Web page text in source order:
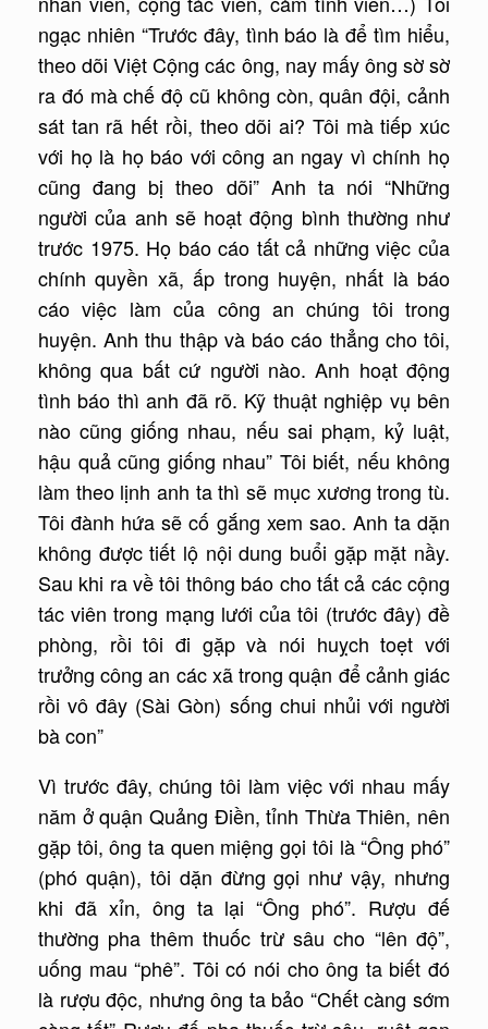
ngạc nhiên “Trước đây, tình báo là để tìm hiểu,
theo dõi Việt Cộng các ông, nay mấy ông sờ sờ
ra đó mà chế độ cũ không còn, quân đội, cảnh
sát tan rã hết rồi, theo dõi ai? Tôi mà tiếp xúc
với họ là họ báo với công an ngay vì chính họ
cũng đang bị theo dõi” Anh ta nói “Những
người của anh sẽ hoạt động bình thường như
trước 1975. Họ báo cáo tất cả những việc của
chính quyền xã, ấp trong huyện, nhất là báo
cáo việc làm của công an chúng tôi trong
huyện. Anh thu thập và báo cáo thẳng cho tôi,
không qua bất cứ người nào. Anh hoạt động
tình báo thì anh đã rõ. Kỹ thuật nghiệp vụ bên
nào cũng giống nhau, nếu sai phạm, kỷ luật,
hậu quả cũng giống nhau” Tôi biết, nếu không
làm theo lịnh anh ta thì sẽ mục xương trong tù.
Tôi đành hứa sẽ cố gắng xem sao. Anh ta dặn
không được tiết lộ nội dung buổi gặp mặt nầy.
Sau khi ra về tôi thông báo cho tất cả các cộng
tác viên trong mạng lưới của tôi (trước đây) đề
phòng, rồi tôi đi gặp và nói huỵch toẹt với
trưởng công an các xã trong quận để cảnh giác
rồi vô đây (Sài Gòn) sống chui nhủi với người
bà con”
Vì trước đây, chúng tôi làm việc với nhau mấy
năm ở quận Quảng Ðiền, tỉnh Thừa Thiên, nên
gặp tôi, ông ta quen miệng gọi tôi là “Ông phó”
(phó quận), tôi dặn đừng gọi như vậy, nhưng
khi đã xỉn, ông ta lại “Ông phó”. Rượu đế
thường pha thêm thuốc trừ sâu cho “lên độ”,
uống mau “phê”. Tôi có nói cho ông ta biết đó
là rượu độc, nhưng ông ta bảo “Chết càng sớm